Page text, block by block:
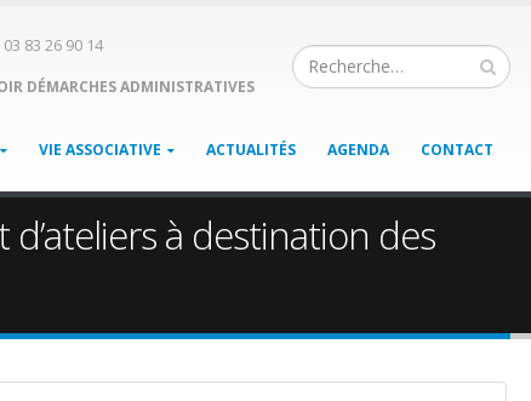
03 83 26 90 14
DÉMARCHES ADMINISTRATIVES
VIE ASSOCIATIVE ACTUALITÉS AGENDA CONTACT
à destination des